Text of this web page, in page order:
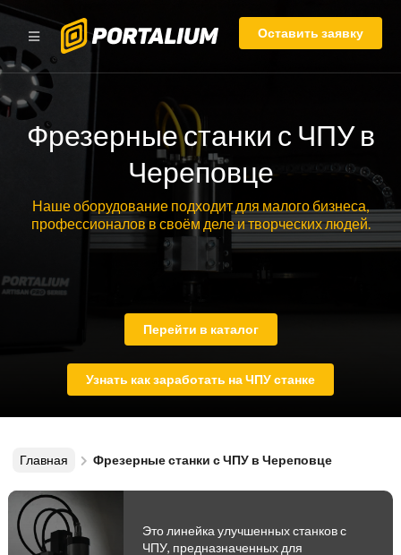
Оставить заявку
Фрезерные станки с ЧПУ в
Череповце
Наше оборудование подходит для малого бизнеса,
профессионалов в своём деле и творческих людей.
Перейти в каталог
Узнать как заработать на ЧПУ станке
Главная Фрезерные станки с ЧПУ в Череповце
Это линейка улучшенных станков с
ЧПУ, предназначенных для